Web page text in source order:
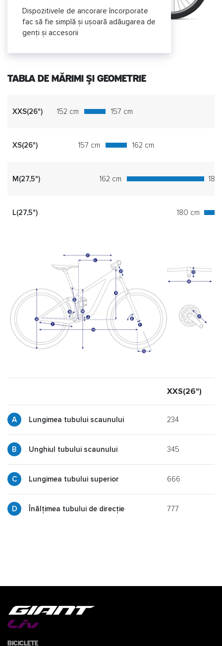
Dispozitivele de ancorare încorporate
fac să fie simplă și ușoară adăugarea de
genți și accesorii
TABLA DE MĂRIMI ȘI GEOMETRIE
XXS(26") 152 cm 157 cm
XS(26") 157 cm 162 cm
M(27,5") 162 cm 180
L(27,5") 180 cm
XXS(26")
Lungimea tubului scaunului 234
Unghiul tubului scaunului 345
Lungimea tubului superior 666
Înălțimea tubului de direcție 777
Biciclete